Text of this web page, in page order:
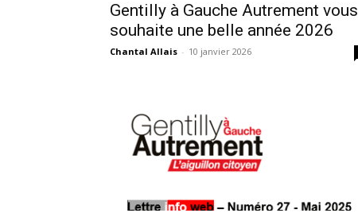
Gentilly à Gauche Autrement vous
souhaite une belle année 2026
Chantal Allais - 10 janvier 2026